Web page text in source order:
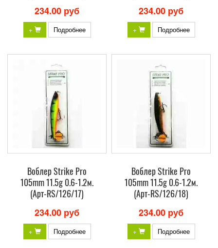
234.00 руб
+ Подробнее
234.00 руб
+ Подробнее
Воблер Strike Pro
105mm 11.5g 0.6-1.2м.
(Арт-RS/126/17)
234.00 руб
+ Подробнее
Воблер Strike Pro
105mm 11.5g 0.6-1.2м.
(Арт-RS/126/18)
234.00 руб
+ Подробнее